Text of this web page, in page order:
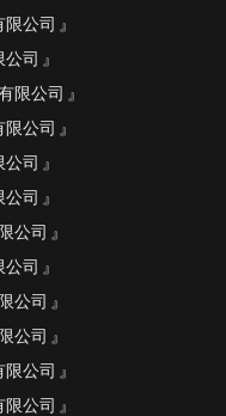
公司
司
限公司
公司
司
司
公司
司
公司
公司
公司
公司